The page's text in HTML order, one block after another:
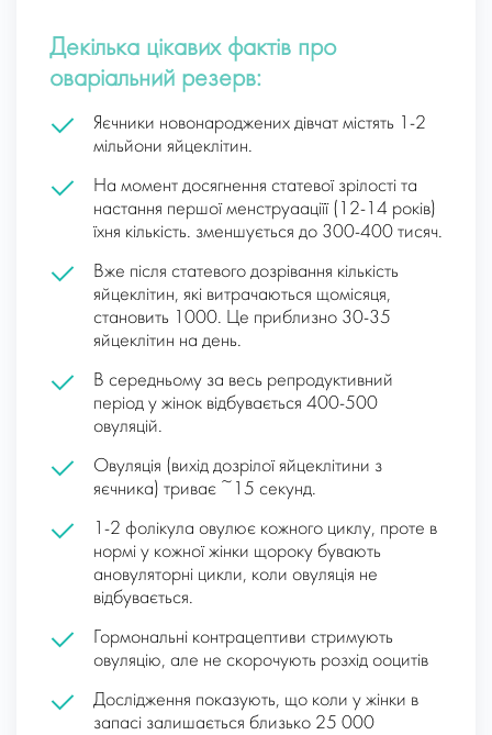
Декілька цікавих фактів про
оваріальний резерв:
Яєчники новонароджених дівчат містять 1-2
мільйони яйцеклітин.
На момент досягнення статевої зрілості та
настання першої менструааціїї (12-14 років)
їхня кількість. зменшується до 300-400 тисяч.
Вже після статевого дозрівання кількість
яйцеклітин, які витрачаються щомісяця,
становить 1000. Це приблизно 30-35
яйцеклітин на день.
В середньому за весь репродуктивний
період у жінок відбувається 400-500
овуляцій.
Овуляція (вихід дозрілої яйцеклітини з
яєчника) триває ~15 секунд.
1-2 фолікула овулює кожного циклу, проте в
нормі у кожної жінки щороку бувають
ановуляторні цикли, коли овуляція не
відбувається.
Гормональні контрацептиви стримують
овуляцію, але не скорочують розхід ооцитів
Дослідження показують, що коли у жінки в
запасі залишається близько 25 000